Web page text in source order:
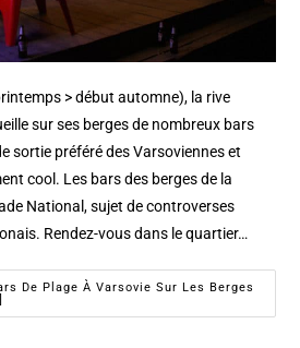
> début automne), la rive
sur ses berges de nombreux bars
sortie préféré des Varsoviennes et
cool. Les bars des berges de la
National, sujet de controverses
Rendez-vous dans le quartier…
De Plage À Varsovie Sur Les Berges